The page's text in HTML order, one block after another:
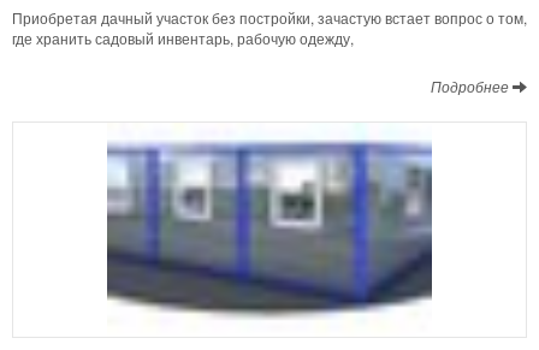
Приобретая дачный участок без постройки, зачастую встает вопрос о том,
где хранить садовый инвентарь, рабочую одежду,
Подробнее